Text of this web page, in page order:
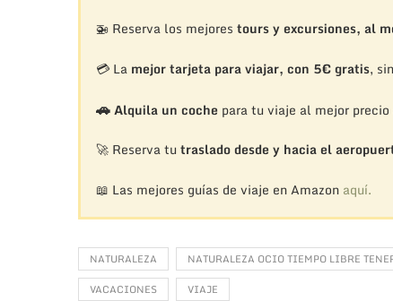
🚁 Reserva los mejores tours y excursiones, al
💳 La mejor tarjeta para viajar, con 5€ gratis,
🚗Alquila un coche para tu viaje al mejor precio
🚀 Reserva tu traslado desde y hacia el
📖 Las mejores guías de viaje en Amazon aquí.
NATURALEZA NATURALEZA OCIO TIEMPO LIBRE
VACACIONES
VIAJE